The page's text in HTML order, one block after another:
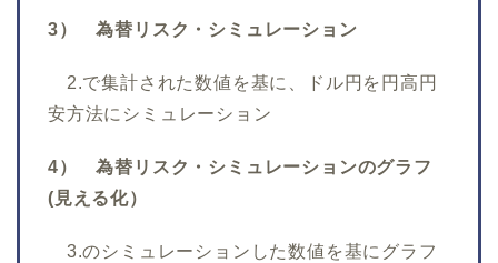
3） 為替リスク・シミュレーション
2.で集計された数値を基に、ドル円を円高円
安方法にシミュレーション
4） 為替リスク・シミュレーションのグラフ
(見える化）
3.のシミュレーションした数値を基にグラフ